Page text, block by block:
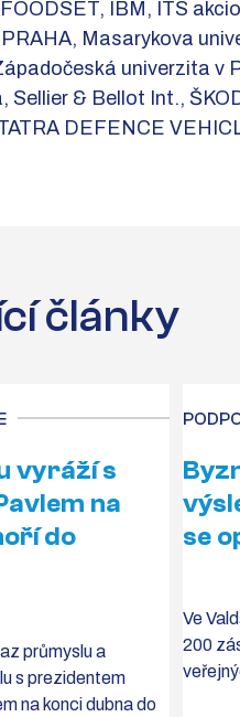
FOODSET, IBM, ITS
Masarykova
univerzita v
Sellier & Bellot Int.,
DEFENCE
články
vyráží s
na
do
průmyslu a
s prezidentem
na konci dubna do
se
Ve
200